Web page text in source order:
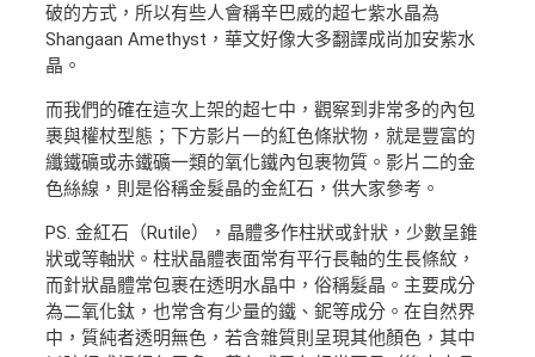
破的方式，所以有些人會稱辛巴威的超七紫水晶為
Shangaan Amethyst，華文好像大多翻譯成尚加安紫水
晶。
而我們的確在這次上架的超七中，觀察到非常多的內包
裹與權杖型態；下方影片一的紅色條狀物，就是豐富的
纖鐵礦或赤鐵礦一類的氧化鐵內包裹物質。影片二的金
色絲線，則是俗稱金髮晶的金紅石，供大家參考。
PS. 金紅石（Rutile），晶體多作柱狀或針狀，少數呈錐
狀或等軸狀。柱狀晶體表面常有平行長軸的生長條紋，
而針狀晶體常包裹在透明水晶中，俗稱髮晶。主要成分
為二氧化鈦，也常含有少量的鐵、鈮等成分。在自然界
中，質純者透明無色，若含雜質則呈現其他顏色，其中